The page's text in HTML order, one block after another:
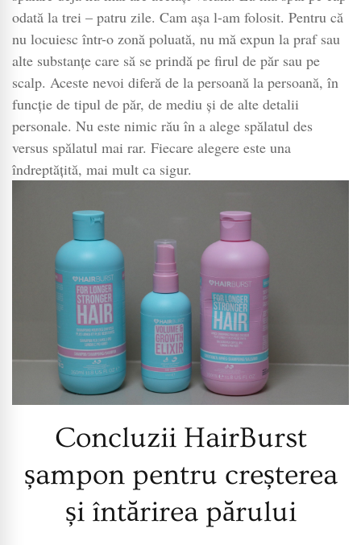
odată la trei – patru zile. Cam așa l-am folosit. Pentru că
nu locuiesc într-o zonă poluată, nu mă expun la praf sau
alte substanțe care să se prindă pe firul de păr sau pe
scalp. Aceste nevoi diferă de la persoană la persoană, în
funcție de tipul de păr, de mediu și de alte detalii
personale. Nu este nimic rău în a alege spălatul des
versus spălatul mai rar. Fiecare alegere este una
îndreptățită, mai mult ca sigur.
Concluzii HairBurst
șampon pentru creșterea
și întărirea părului